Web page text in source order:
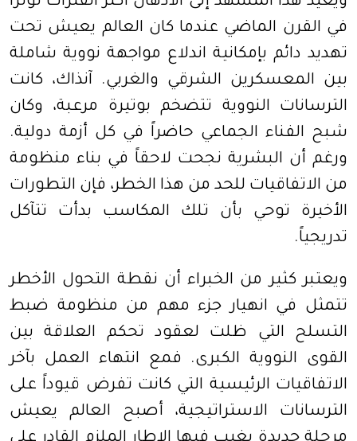
في القرن الماضي عندما كان العالم يعيش تحت
تهديد دائم بإمكانية اندلاع مواجهة نووية شاملة
بين المعسكرين الشرقي والغربي. آنذاك، كانت
الترسانات النووية تتضخم بوتيرة مرعبة، وكان
شبح الفناء الجماعي حاضراً في كل أزمة دولية.
ورغم أن البشرية نجحت لاحقاً في بناء منظومة
من الاتفاقيات للحد من هذا الخطر، فإن التطورات
الأخيرة توحي بأن تلك المكاسب بدأت تتآكل
تدريجياً.
ويعتبر كثير من الخبراء أن نقطة التحول الأخطر
تتمثل في انهيار جزء مهم من منظومة ضبط
التسلح التي ظلت لعقود تحكم العلاقة بين
القوى النووية الكبرى. فمع انتهاء العمل بآخر
الاتفاقيات الرئيسية التي كانت تفرض قيوداً على
الترسانات الاستراتيجية، أصبح العالم يعيش